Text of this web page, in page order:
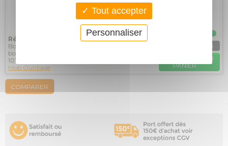
Réf. : 101500
Boîte à coupe à onglet plastique, MOB - 101500 La
boîte à coupe à onglets plastique MOB, référence
101500,...
Mob Outillage
EN SAVOIR PLUS
AJOUTER AU
PANIER
COMPARER
Tout accepter
Personnaliser